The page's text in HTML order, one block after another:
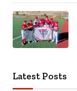
Latest Posts